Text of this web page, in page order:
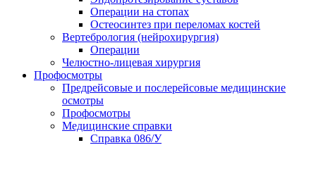
Операции на стопах
Остеосинтез при переломах костей
Вертебрология (нейрохирургия)
Операции
Челюстно-лицевая хирургия
Профосмотры
Предрейсовые и послерейсовые медицинские
осмотры
Профосмотры
Медицинские справки
Справка 086/У